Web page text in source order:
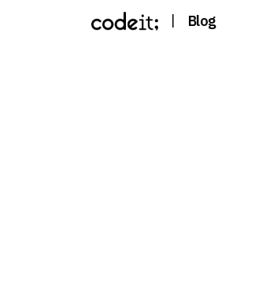
| Blog